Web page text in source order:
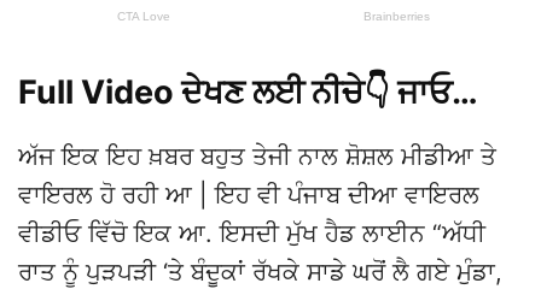
Full Video ਦੇਖਣ ਲਈ ਨੀਚੇ👇 ਜਾਓ…
ਅੱਜ ਇਕ ਇਹ ਖ਼ਬਰ ਬਹੁਤ ਤੇਜੀ ਨਾਲ ਸ਼ੋਸ਼ਲ ਮੀਡੀਆ ਤੇ
ਵਾਇਰਲ ਹੋ ਰਹੀ ਆ | ਇਹ ਵੀ ਪੰਜਾਬ ਦੀਆ ਵਾਇਰਲ
ਵੀਡੀਓ ਵਿੱਚੋ ਇਕ ਆ. ਇਸਦੀ ਮੁੱਖ ਹੈਡ ਲਾਈਨ “ਅੱਧੀ
ਰਾਤ ਨੂੰ ਪੁੜਪੜੀ ‘ਤੇ ਬੰਦੂਕਾਂ ਰੱਖਕੇ ਸਾਡੇ ਘਰੋਂ ਲੈ ਗਏ ਮੁੰਡਾ,